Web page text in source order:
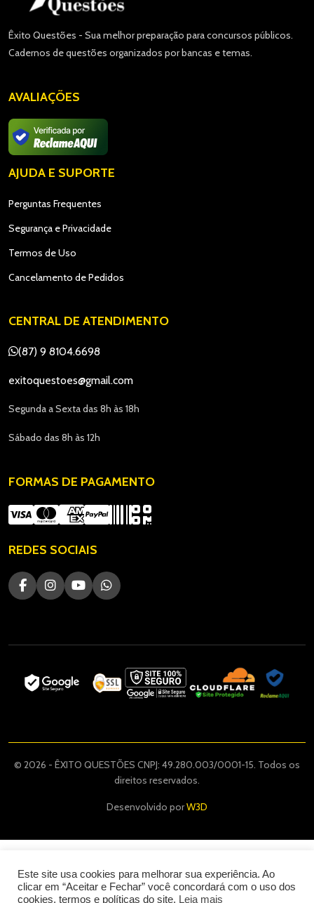
Êxito Questões - Sua melhor preparação para concursos públicos.
Cadernos de questões organizados por bancas e temas.
AVALIAÇÕES
AJUDA E SUPORTE
Perguntas Frequentes
Segurança e Privacidade
Termos de Uso
Cancelamento de Pedidos
CENTRAL DE ATENDIMENTO
(87) 9 8104.6698
exitoquestoes@gmail.com
Segunda a Sexta das 8h às 18h
Sábado das 8h às 12h
FORMAS DE PAGAMENTO
REDES SOCIAIS
© 2026 - ÊXITO QUESTÕES CNPJ: 49.280.003/0001-15. Todos os
direitos reservados.
Desenvolvido porW3D
Este site usa cookies para melhorar sua experiência. Ao
clicar em “Aceitar e Fechar” você concordará com o uso dos
cookies, termos e políticas do site. Leia mais